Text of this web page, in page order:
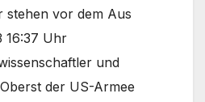
stehen vor dem Aus
16:37 Uhr
und
der US-Armee